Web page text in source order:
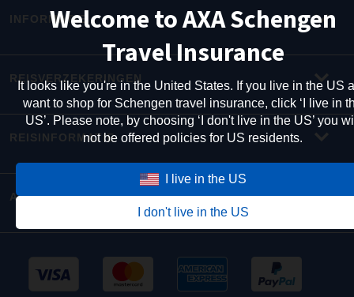
Welcome to AXA Schengen
Travel Insurance
It looks like you're in the United States. If you live in the US
want to shop for Schengen travel insurance, click ‘I live in
US’. Please note, by choosing ‘I don't live in the US’ you
not be offered policies for US residents.
I live in the US
I don't live in the US
INFORMATIE
REISVERZEKERINGEN
REISINFORMATIE
ANDERE AXA WEBSITES